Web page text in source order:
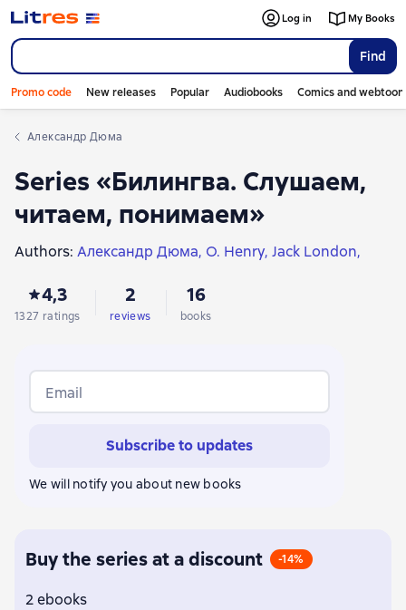
Find
Log in My Books
Promo code New releases Popular Audiobooks Comics and
Александр Дюма
Series «Билингва. Слушаем,
читаем, понимаем»
Authors: Александр Дюма O. Henry Jack London
Edgar Allan Poe
Arthur Conan Doyle
William Shakespeare
Charles Dickens
Guy de Maupassant
George Gordon Byron
Уильям Вордсворт Перси Биши Шелли
Johann Wolfgang von Goethe William Blake
4,3
1327 ratings
2
reviews
16
books
Email
Subscribe to updates
We will notify you about new books
Buy the series at a discount -14%
2 ebooks